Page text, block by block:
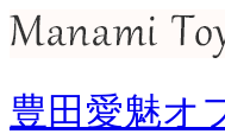
豊田愛魅オ